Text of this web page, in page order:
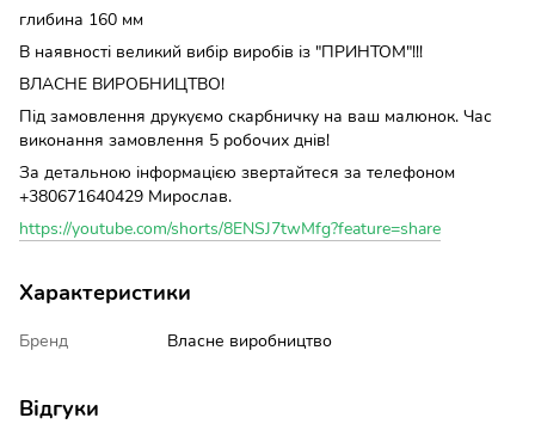
глибина 160 мм
В наявності великий вибір виробів із "ПРИНТОМ"!!!
ВЛАСНЕ ВИРОБНИЦТВО!
Під замовлення друкуємо скарбничку на ваш малюнок. Час
виконання замовлення 5 робочих днів!
За детальною інформацією звертайтеся за телефоном
+380671640429 Мирослав.
https://youtube.com/shorts/8ENSJ7twMfg?feature=share
Характеристики
Бренд Власне виробництво
Відгуки